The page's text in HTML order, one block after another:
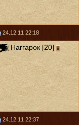
24.12.11 22:18
Наггарок [20]
24.12.11 22:37